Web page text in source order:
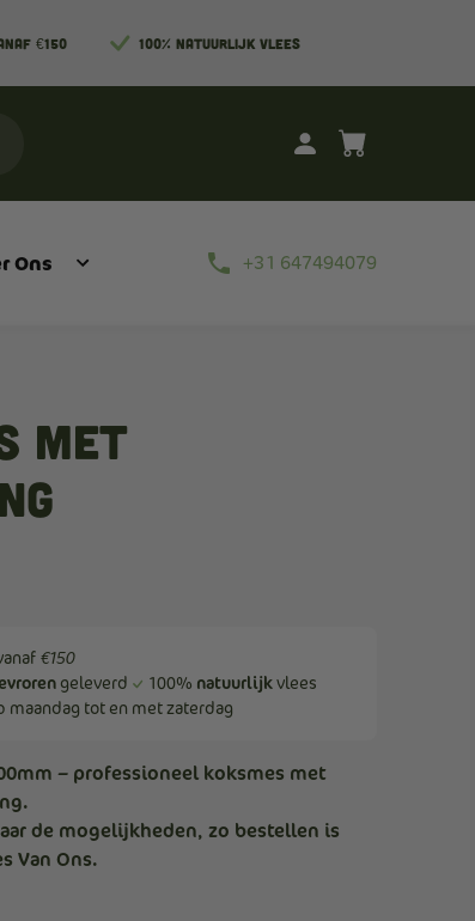
€150 100% NATUURLIJK VLEES
Ons
Van De Koe
Van Het Varken
Van De Kalkoen
Vlees
Runderen
Staan Onze Koeien?
phone +31 647494079
met
€150
geleverd 100% natuurlijkvlees
maandag tot en met zaterdag
– professioneel koksmes met
de mogelijkheden, zo bestellen is
Van Ons.